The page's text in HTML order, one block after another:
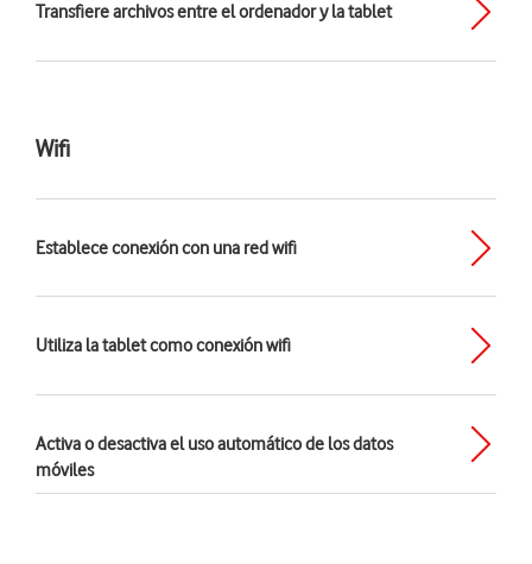
Transfiere archivos entre el ordenador y la tablet
Wifi
Establece conexión con una red wifi
Utiliza la tablet como conexión wifi
Activa o desactiva el uso automático de los datos
móviles